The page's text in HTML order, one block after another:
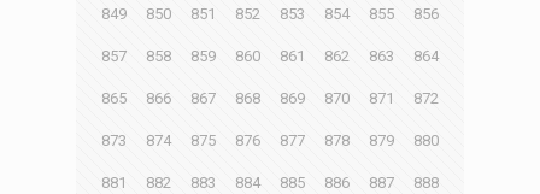
849 850 851 852 853 854 855 856
857 858 859 860 861 862 863 864
865 866 867 868 869 870 871 872
873 874 875 876 877 878 879 880
881 882 883 884 885 886 887 888